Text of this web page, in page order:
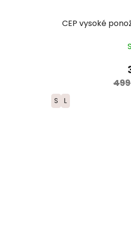
CEP vysoké
S L